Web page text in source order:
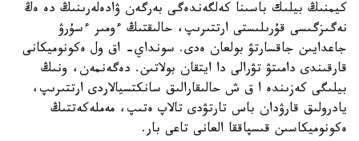
كيمنىڭ بيلىك باسىنا كەلگەندەگى بەرگەن ۋادەلەرىنىڭ دە ەڭ
نەگىزگىسى قۇرىلىستى ارتتىرىپ، حالىقتىڭ ءومىر ءسۇرۋ
جاعدايىن جاقسارتۋ بولعان ەدى. سونداي- اق ول ەكونوميكانى
قارقىندى دامىتۋ تۋرالى دا ايتقان بولاتىن. دەگەنمەن، ونىڭ
بيلىگى كەزىندە ا ق ش حالىقارالىق سانكتسيالاردى ارتتىرىپ،
يادرولىق قارۋدان باس تارتۋدى تالاپ ەتىپ، مەملەكەتتىڭ
ەكونوميكاسىن قىسپاققا العانى تاعى بار.